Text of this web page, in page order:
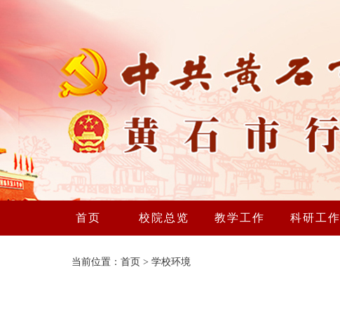
首页 校院总览 教学工作 科研工作
当前位置： 首页 > 学校环境